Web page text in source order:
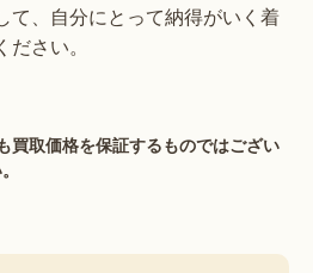
て、自分にとって納得がいく着
さい。
買取価格を保証するものではござい